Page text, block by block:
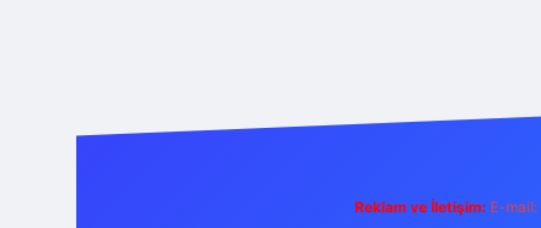
Reklam ve İletişim: E-mail: